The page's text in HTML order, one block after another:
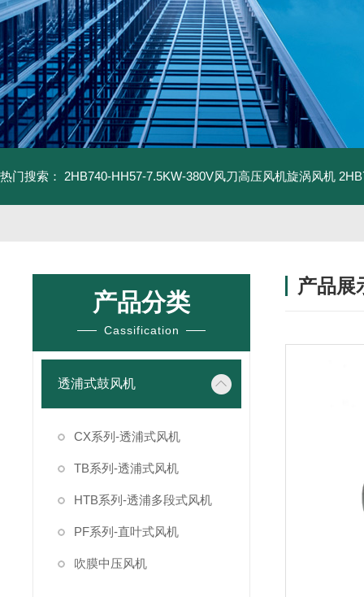
热门搜索： 2HB740-HH57-7.5KW-380V风刀高压风机旋涡风机
产品分类
Cassification
透浦式鼓风机
CX系列-透浦式风机
TB系列-透浦式风机
HTB系列-透浦多段式风机
PF系列-直叶式风机
吹膜中压风机
产品展